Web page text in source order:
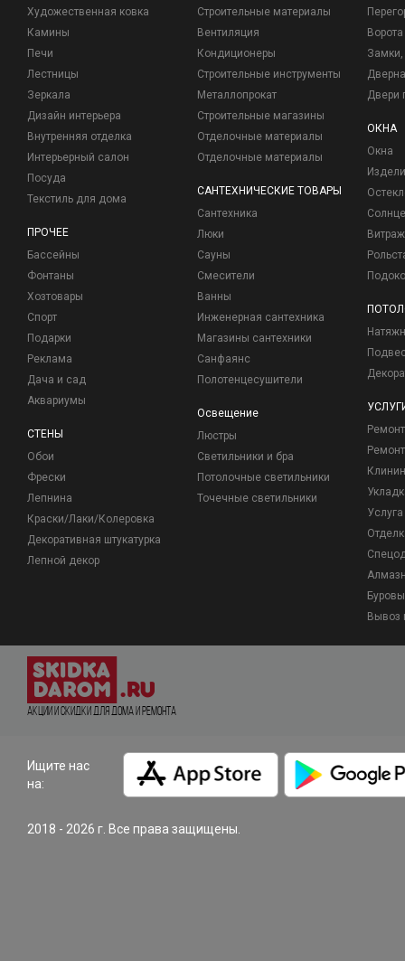
Художественная ковка
Камины
Печи
Лестницы
Зеркала
Дизайн интерьера
Внутренняя отделка
Интерьерный салон
Посуда
Текстиль для дома
ПРОЧЕЕ
Бассейны
Фонтаны
Хозтовары
Спорт
Подарки
Реклама
Дача и сад
Аквариумы
СТЕНЫ
Обои
Фрески
Лепнина
Краски/Лаки/Колеровка
Декоративная штукатурка
Лепной декор
Строительные материалы
Вентиляция
Кондиционеры
Строительные инструменты
Металлопрокат
Строительные магазины
Отделочные материалы
Отделочные материалы
САНТЕХНИЧЕСКИЕ ТОВАРЫ
Сантехника
Люки
Сауны
Смесители
Ванны
Инженерная сантехника
Магазины сантехники
Санфаянс
Полотенцесушители
Освещение
Люстры
Светильники и бра
Потолочные светильники
Точечные светильники
Ворота
Замки,
Двери
ОКНА
Окна
Вывоз
Акции и Скидки для дома и ремонта
Ищите нас
на:
2018 - 2026 г. Все права защищены.